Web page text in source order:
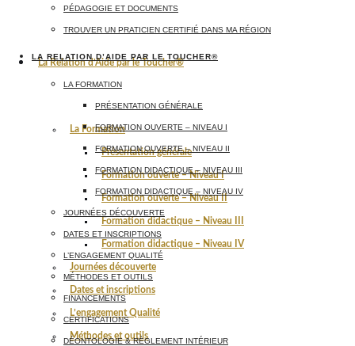
La Relation d’Aide par le Toucher®
La Formation
Présentation générale
Formation ouverte – Niveau I
Formation ouverte – Niveau II
Formation didactique – Niveau III
Formation didactique – Niveau IV
Journées découverte
Dates et inscriptions
L’engagement Qualité
Méthodes et outils
PÉDAGOGIE ET DOCUMENTS
TROUVER UN PRATICIEN CERTIFIÉ DANS MA RÉGION
LA RELATION D’AIDE PAR LE TOUCHER®
LA FORMATION
PRÉSENTATION GÉNÉRALE
FORMATION OUVERTE – NIVEAU I
FORMATION OUVERTE – NIVEAU II
FORMATION DIDACTIQUE – NIVEAU III
FORMATION DIDACTIQUE – NIVEAU IV
JOURNÉES DÉCOUVERTE
DATES ET INSCRIPTIONS
L’ENGAGEMENT QUALITÉ
MÉTHODES ET OUTILS
FINANCEMENTS
CERTIFICATIONS
DÉONTOLOGIE & RÈGLEMENT INTÉRIEUR